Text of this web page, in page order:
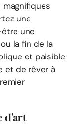
une
une
la fin de la
et paisible
et de rêver à